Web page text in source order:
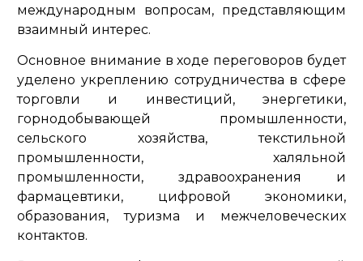
международным вопросам, представляющим
взаимный интерес.
Основное внимание в ходе переговоров будет
уделено укреплению сотрудничества в сфере
торговли и инвестиций, энергетики,
горнодобывающей промышленности,
сельского хозяйства, текстильной
промышленности, халяльной
промышленности, здравоохранения и
фармацевтики, цифровой экономики,
образования, туризма и межчеловеческих
контактов.